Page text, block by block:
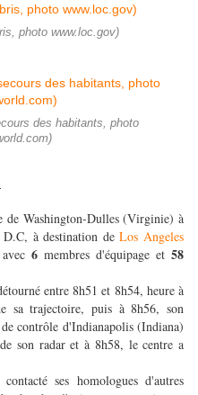
photo www.loc.gov)
des habitants, photo
Washington-Dulles (Virginie) à
D.C, à destination deLos Angeles
6 membres d'équipage et58
entre 8h51 et 8h54, heure à
sa trajectoire, puis à 8h56, son
contrôle d'Indianapolis (Indiana)
son radar et à 8h58, le centre a
ses homologues d'autres